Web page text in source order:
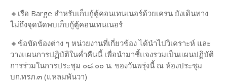
🔸เรือ Barge สำหรับเก็บกู้ตู้คอนเทนเนอร์ด้วยเครน ยังเดินทาง
ไม่ถึงจุดนัดพบเก็บกู้ตู้คอนเทนเนอร์
🔸ข้อขัดข้องต่าง ๆ หน่วยงานที่เกี่ยวข้อง ได้นำไปวิเคราะห์ และ
วางแผนการปฏิบัติในค่ำคืนนี้ เพื่อนำมาชี้แจงรวมเป็นแผนปฏิบัติ
การร่วมในการประชุม ๐๘.๐๐ น. ของวันพรุ่งนี้ ณ ห้องประชุม
บก.ทรภ.๓ (แหลมพันวา)